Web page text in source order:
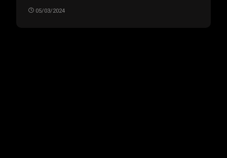
05/03/2024